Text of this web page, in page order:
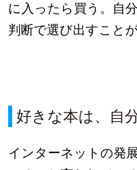
に入ったら買う。自
判断で選び出すこと
好きな本は、自
インターネットの発